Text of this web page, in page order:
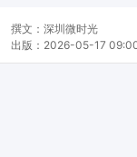
撰文： 深圳微时光
出版： 2026-05-17